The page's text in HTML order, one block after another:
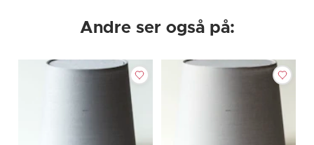
Andre ser også på: